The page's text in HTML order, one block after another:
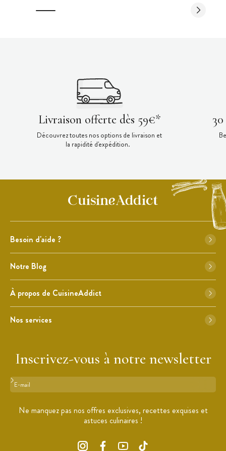
Livraison offerte dès 59€*
Découvrez toutes nos options de livraison et
la rapidité d'expédition.
Besoin d'aide ?
Notre Blog
À propos de CuisineAddict
Nos services
Inscrivez-vous à notre newsletter
Format : adresse@email.com
Ne manquez pas nos offres exclusives, recettes exquises et
astuces culinaires !